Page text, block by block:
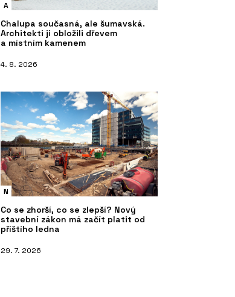
A
Chalupa současná, ale šumavská.
Architekti ji obložili dřevem
a místním kamenem
4. 8. 2026
N
Co se zhorší, co se zlepší? Nový
stavební zákon má začít platit od
příštího ledna
29. 7. 2026